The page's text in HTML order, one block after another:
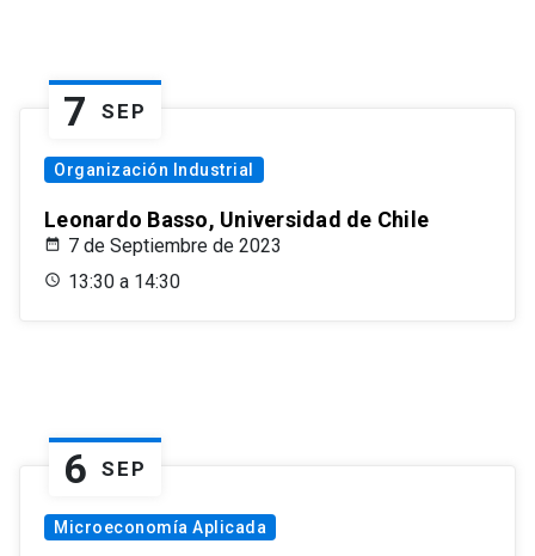
7 SEP
Organización Industrial
Leonardo Basso, Universidad de Chile
7 de Septiembre de 2023
13:30 a 14:30
6 SEP
Microeconomía Aplicada